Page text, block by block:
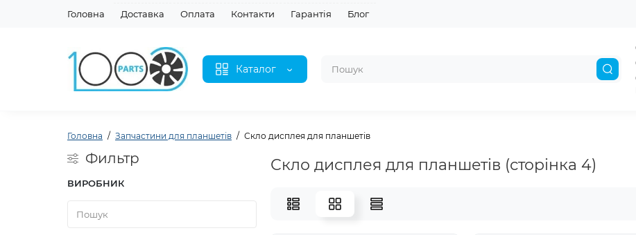
Головна Доставка Оплата Контакти Гарантія Блог
Каталог
Головна Запчастини для планшетів Скло дисплея для планшетів
Фильтр
ВИРОБНИК
Скло дисплея для планшетів (сторінка 4)